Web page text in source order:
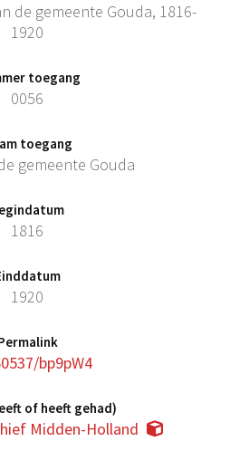
de gemeente Gouda, 1816-
1920
toegang
0056
toegang
gemeente Gouda
1816
1920
bp9pW4
of heeft gehad)
Midden-Holland